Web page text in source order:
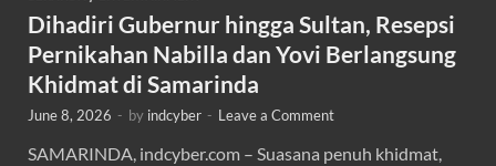
Dihadiri Gubernur hingga Sultan, Resepsi
Pernikahan Nabilla dan Yovi Berlangsung
Khidmat di Samarinda
June 8, 2026 - by indcyber - Leave a Comment
SAMARINDA, indcyber.com – Suasana penuh khidmat,